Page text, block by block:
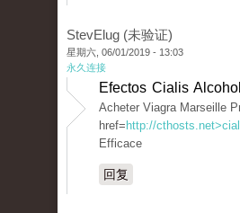
StevElug (未验证)
星期六, 06/01/2019 - 13:03
永久连接
Efectos Cialis
Acheter Viagra Marseille
href= http://
Efficace
回复